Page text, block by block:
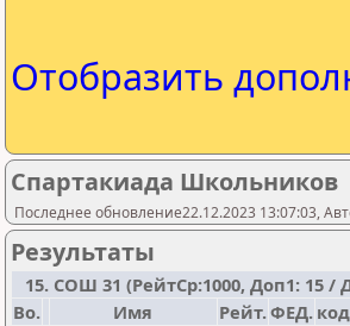
Отобразить
Спартакиада Школьников
Последнее обновление22.12.2023 13:07:03,
Результаты
15. СОШ 31 (РейтСр:1000, Доп1: 15 /
Bo.
Имя Рейт.ФЕД.